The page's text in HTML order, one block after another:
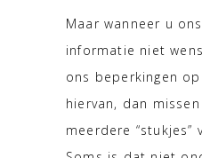
Maar wanneer u
informatie niet
ons beperkingen
hiervan, dan
meerdere “stukjes”